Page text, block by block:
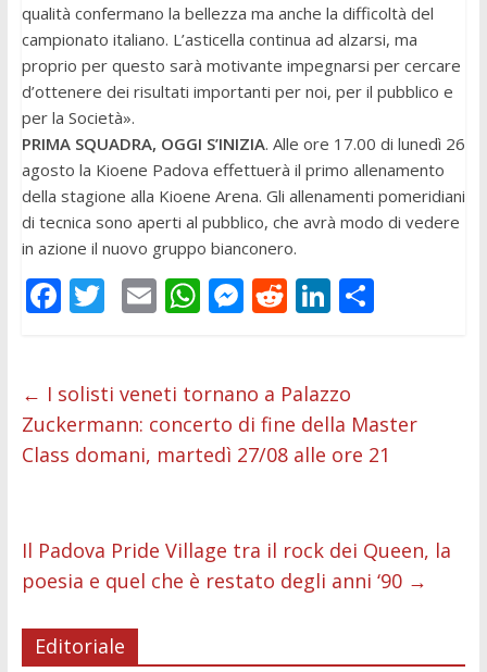
qualità confermano la bellezza ma anche la difficoltà del
campionato italiano. L’asticella continua ad alzarsi, ma
proprio per questo sarà motivante impegnarsi per cercare
d’ottenere dei risultati importanti per noi, per il pubblico e
per la Società».
PRIMA SQUADRA, OGGI S’INIZIA. Alle ore 17.00 di lunedì 26
agosto la Kioene Padova effettuerà il primo allenamento
della stagione alla Kioene Arena. Gli allenamenti pomeridiani
di tecnica sono aperti al pubblico, che avrà modo di vedere
in azione il nuovo gruppo bianconero.
F
b
o
o
T
er
E
l
W
s
A
p
M
e
n
g
R
di
t
Li
e
dI
n
C
vi
di
← I solisti veneti tornano a Palazzo
Zuckermann: concerto di fine della Master
Class domani, martedì 27/08 alle ore 21
Il Padova Pride Village tra il rock dei Queen, la
poesia e quel che è restato degli anni ‘90 →
Editoriale